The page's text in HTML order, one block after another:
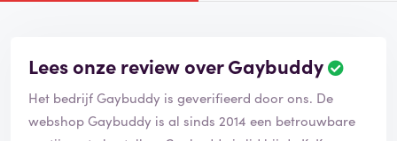
Lees onze review over Gaybuddy
B
o
Het bedrijf Gaybuddy is geverifieerd door ons. De
webshop Gaybuddy is al sinds 2014 een betrouwbare